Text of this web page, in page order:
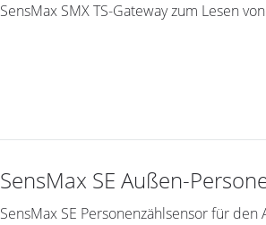
SensMax SMX TS-Gateway zum Lesen
SensMax SE Außen-
SensMax SE Personenzählsensor für